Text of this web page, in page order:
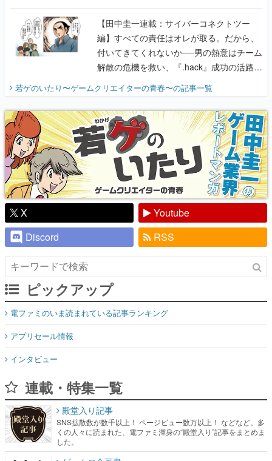
付いてきてくれないか──男の熱意はチーム
解散の危機を救い、『.hack』成功の活路を
開く。業界の快男児・松山 洋に流れる血は
『少年ジャンプ』色だった【若ゲのいた
り】
若ゲのいたり〜ゲームクリエイターの青春〜の記事一覧
X
Youtube
Discord
RSS
ピックアップ
電ファミのいま読まれている記事ランキング
アプリセール情報
インタビュー
連載・特集一覧
くの人々に読まれた、電ファミ渾身の“殿堂入り”記事をまとめま
した。
ゲームの企画書
名作ゲームクリエイターの方々に製作時のエピソードをお聞き
し、ヒットする企画（ゲーム）とは何か？を探っていきます。